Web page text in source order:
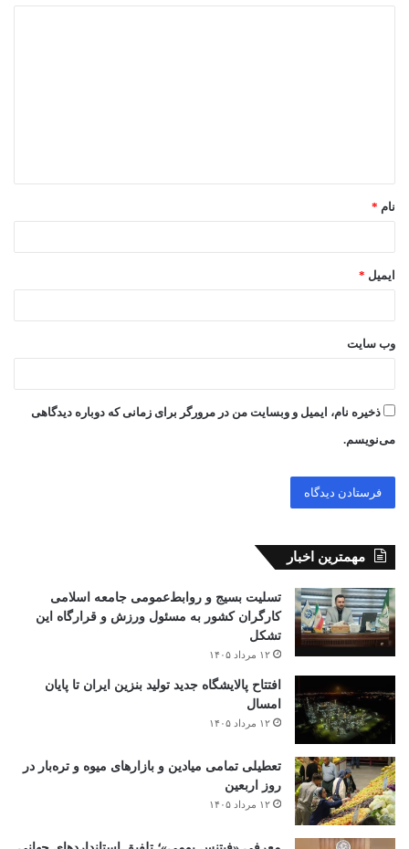
*
نام *
ایمیل *
وب‌ سایت
ذخیره نام، ایمیل و وبسایت من در مرورگر برای زمانی که دوباره دیدگاهی
می‌نویسم.
مهمترین اخبار
تسلیت بسیج و روابط‌عمومی جامعه اسلامی
کارگران کشور به مسئول ورزش و قرارگاه این
تشکل
۱۲ مرداد ۱۴۰۵
افتتاح ‌پالایشگاه جدید تولید بنزین ایران تا پایان
امسال
۱۲ مرداد ۱۴۰۵
تعطیلی تمامی میادین و بازارهای میوه و تره‌بار در
روز اربعین
۱۲ مرداد ۱۴۰۵